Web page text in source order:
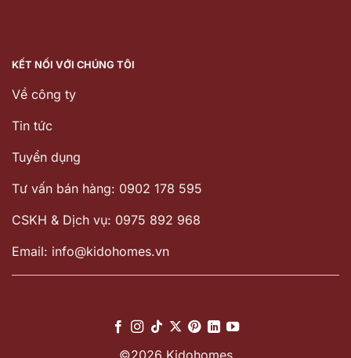
KẾT NỐI VỚI CHÚNG TÔI
Về công ty
Tin tức
Tuyển dụng
Tư vấn bán hàng: 0902 178 595
CSKH & Dịch vụ: 0975 892 968
Email: info@kidohomes.vn
©2026 Kidohomes